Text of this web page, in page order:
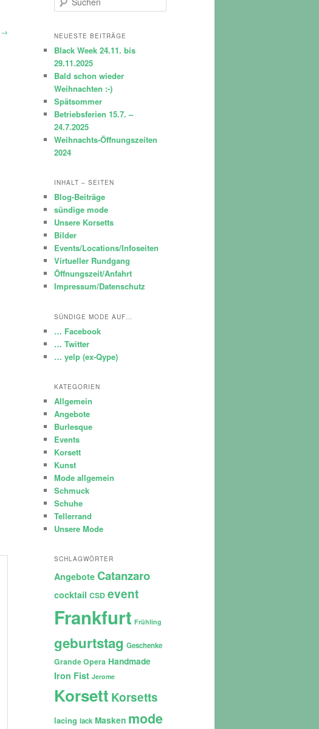
→
u
h
n
NEUESTE BEITRÄGE
Black Week 24.11. bis
29.11.2025
Bald schon wieder
Weihnachten :-)
Spätsommer
Betriebsferien 15.7. –
24.7.2025
Weihnachts-Öffnungszeiten
2024
INHALT – SEITEN
Blog-Beiträge
sündige mode
Unsere Korsetts
Bilder
Events/Locations/Infoseiten
Virtueller Rundgang
Öffnungszeit/Anfahrt
Impressum/Datenschutz
SÜNDIGE MODE AUF…
… Facebook
… Twitter
… yelp (ex-Qype)
KATEGORIEN
Allgemein
Angebote
Burlesque
Events
Korsett
Kunst
Mode allgemein
Schmuck
Schuhe
Tellerrand
Unsere Mode
SCHLAGWÖRTER
Angebote Catanzaro
cocktail CSD event
Frankfurt Frühling
geburtstag Geschenke
Grande Opera Handmade
Iron Fist Jerome
Korsett Korsetts
lacing lack Masken mode